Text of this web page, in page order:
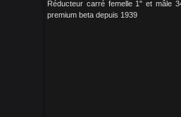
Réducteur carré femelle 1" et mâle
premium beta depuis 1939